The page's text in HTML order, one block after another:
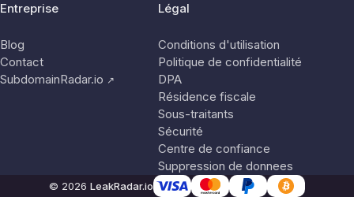
Entreprise
Blog
Contact
SubdomainRadar.io ↗
Légal
Conditions d'utilisation
Politique de confidentialité
DPA
Résidence fiscale
Sous-traitants
Sécurité
Centre de confiance
Suppression de donnees
© 2026 LeakRadar.io